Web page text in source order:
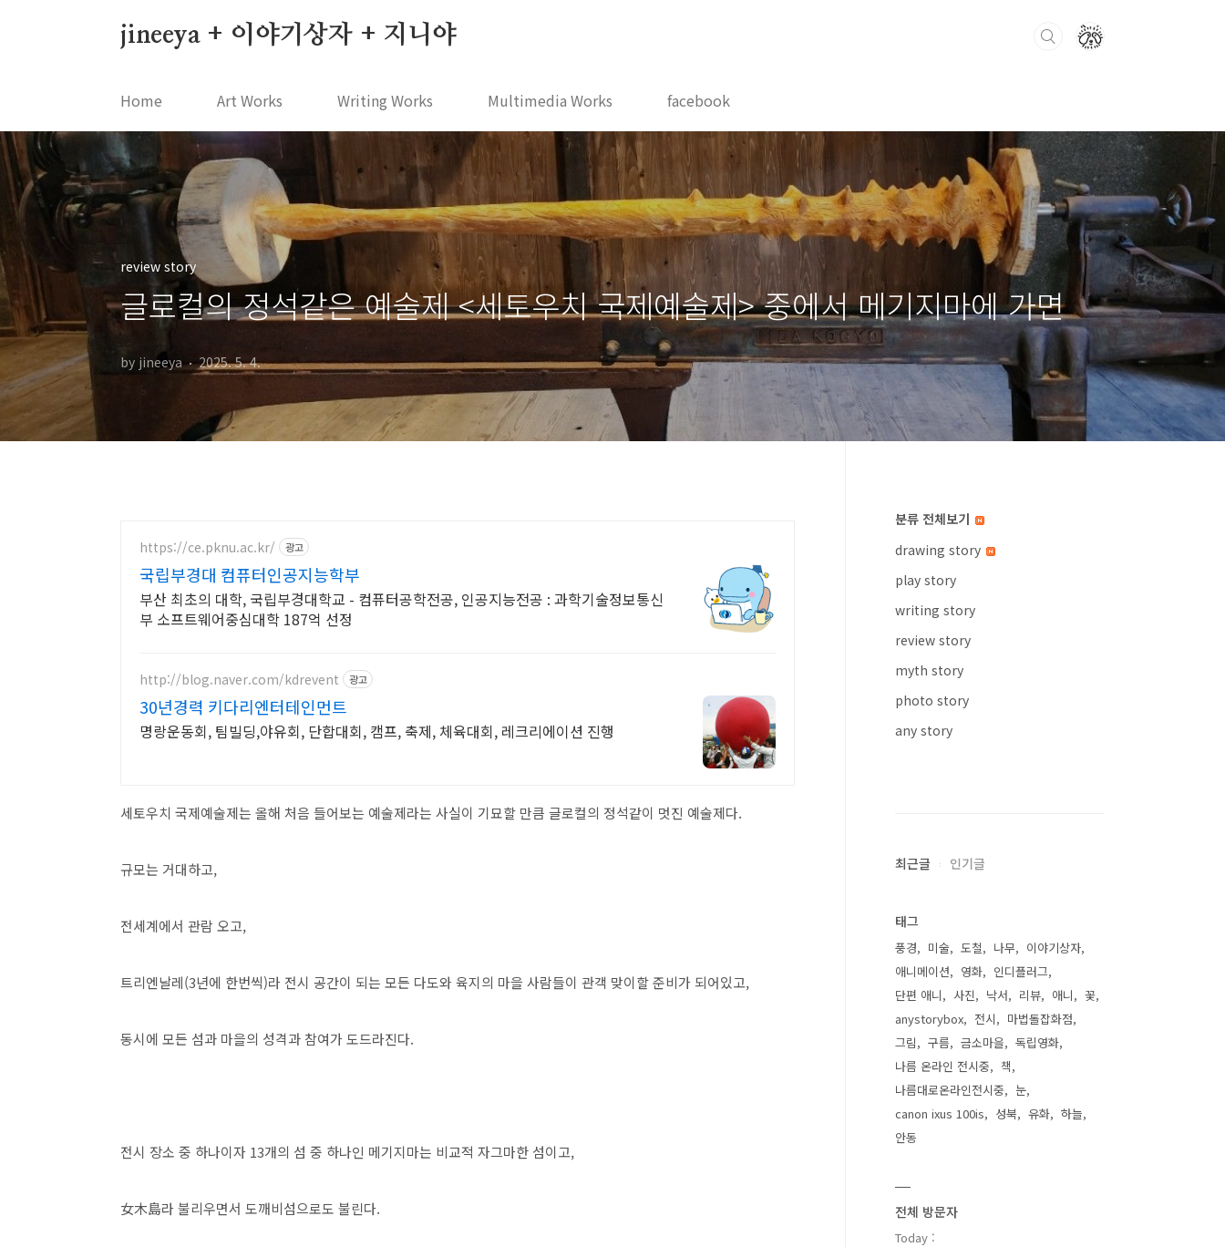
jineeya + 이야기상자 + 지니야
Home Art Works Writing Works Multimedia Works facebook
review story
글로컬의 정석같은 예술제 <세토우치 국제예술제> 중에서 메기지마에 가면
by jineeya 2025. 5. 4.
https://ce.pknu.ac.kr/ 광고
국립부경대 컴퓨터인공지능학부
부산 최초의 대학, 국립부경대학교 - 컴퓨터공학전공, 인공지능전공 : 과학기술정보통신
부 소프트웨어중심대학 187억 선정
http://blog.naver.com/kdrevent 광고
30년경력 키다리엔터테인먼트
명랑운동회, 팀빌딩,야유회, 단합대회, 캠프, 축제, 체육대회, 레크리에이션 진행
세토우치 국제예술제는 올해 처음 들어보는 예술제라는 사실이 기묘할 만큼 글로컬의 정석같이 멋진 예술제다.
규모는 거대하고,
전세계에서 관람 오고,
트리엔날레(3년에 한번씩)라 전시 공간이 되는 모든 다도와 육지의 마을 사람들이 관객 맞이할 준비가 되어있고,
동시에 모든 섬과 마을의 성격과 참여가 도드라진다.
전시 장소 중 하나이자 13개의 섬 중 하나인 메기지마는 비교적 자그마한 섬이고,
女木島라 불리우면서 도깨비섬으로도 불린다.
분류 전체보기
drawing story
play story
writing story
review story
myth story
photo story
any story
최근글 인기글
태그
풍경 미술 도철 나무
이야기상자
애니메이션
영화
인디플러그
단편 애니
사진 낙서 리뷰 애니
꽃
anystorybox
전시
마법돌잡화점
그림
구름 금소마을
독립영화
나름 온라인 전시중
책
나름대로온라인전시중
눈
canon ixus 100is
성북 유화
하늘
안동
전체 방문자
Today :